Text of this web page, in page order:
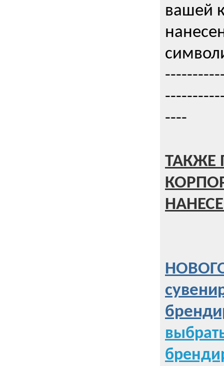
вашей
----
ТАКЖЕ